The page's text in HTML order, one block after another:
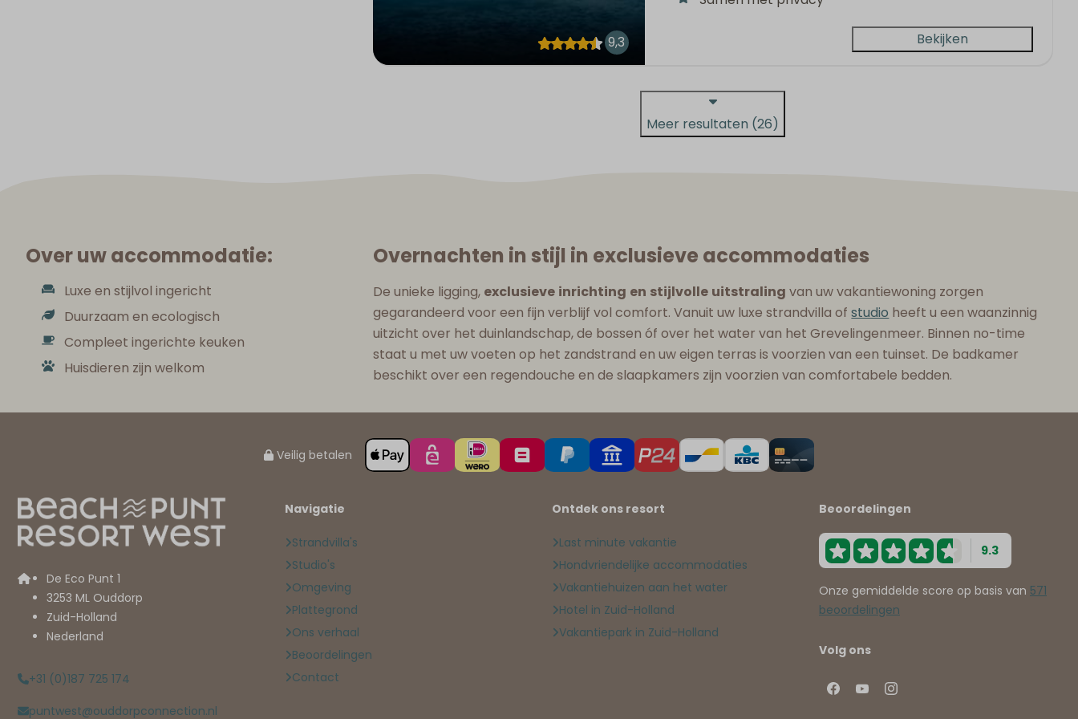
9,3 Bekijken
Meer resultaten (26)
Over uw accommodatie:
Luxe en stijlvol ingericht
Duurzaam en ecologisch
Compleet ingerichte keuken
Huisdieren zijn welkom
Overnachten in stijl in exclusieve accommodaties
De unieke ligging, exclusieve inrichting en stijlvolle uitstraling van uw vakantiewoning zorgen
gegarandeerd voor een fijn verblijf vol comfort. Vanuit uw luxe strandvilla ofstudio heeft u een waanzinnig
uitzicht over het duinlandschap, de bossen óf over het water van het Grevelingenmeer. Binnen no-time
staat u met uw voeten op het zandstrand en uw eigen terras is voorzien van een tuinset. De badkamer
beschikt over een regendouche en de slaapkamers zijn voorzien van comfortabele bedden.
Veilig betalen
De Eco Punt 1
3253 ML Ouddorp
Zuid-Holland
Nederland
+31 (0)187 725 174
puntwest@ouddorpconnection.nl
Navigatie
Strandvilla's
Studio's
Omgeving
Plattegrond
Ons verhaal
Beoordelingen
Contact
Ontdek ons resort
Last minute vakantie
Hondvriendelijke accommodaties
Vakantiehuizen aan het water
Hotel in Zuid-Holland
Vakantiepark in Zuid-Holland
Beoordelingen
9.3
Onze gemiddelde score op basis van 571
beoordelingen
Volg ons